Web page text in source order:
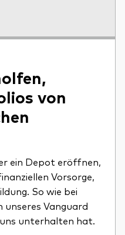
von
ein Depot eröffnen,
Vorsorge,
So wie bei
unseres Vanguard
unterhalten hat.